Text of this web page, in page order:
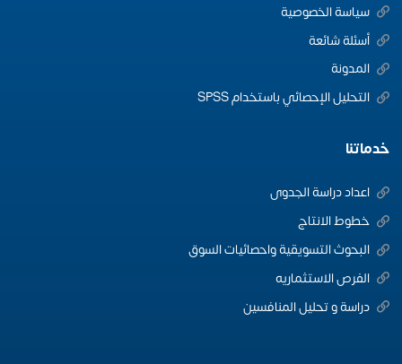
سياسة الخصوصية
أسئلة شائعة
المدونة
التحليل الإحصائي باستخدام SPSS
خدماتنا
اعداد دراسة الجدوى
خطوط الانتاج
البحوث التسويقية واحصائيات السوق
الفرص الاستثماريه
دراسة و تحليل المنافسين